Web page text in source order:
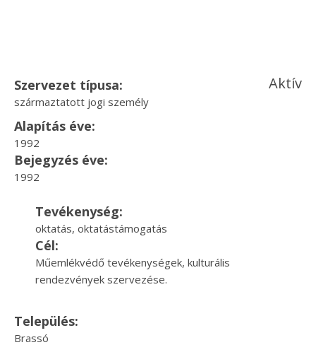
Szervezet típusa:
származtatott jogi személy
Aktív
Alapítás éve:
1992
Bejegyzés éve:
1992
Tevékenység:
oktatás, oktatástámogatás
Cél:
Műemlékvédő tevékenységek, kulturális
rendezvények szervezése.
Település:
Brassó